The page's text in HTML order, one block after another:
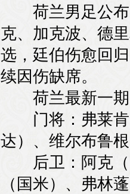
荷兰男足公布
克、加克波、德
选，廷伯伤愈回
续因伤缺席。
荷兰最新一期
门将：弗莱肯
达）、维尔布鲁
后卫：阿克（
（国米）、弗林